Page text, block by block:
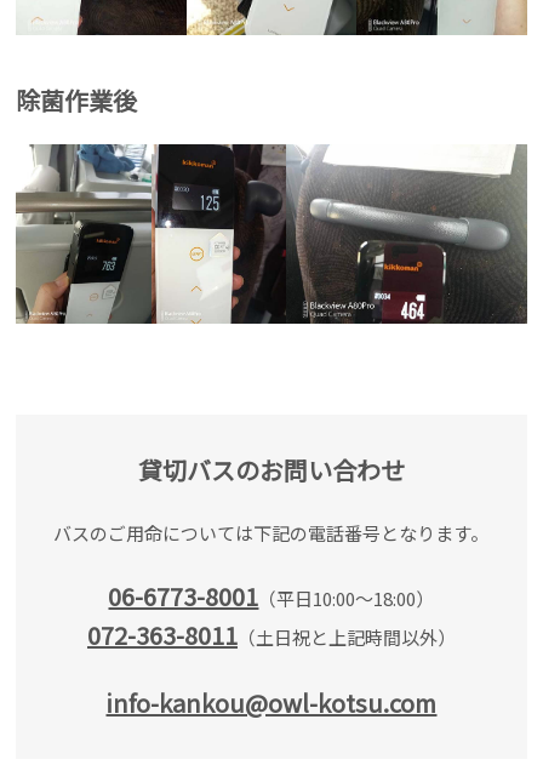
除菌作業後
貸切バスのお問い合わせ
バスのご用命については下記の電話番号となります。
06-6773-8001 （平日10:00～18:00）
072-363-8011（土日祝と上記時間以外）
info-kankou@owl-kotsu.com